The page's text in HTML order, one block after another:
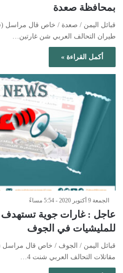
بمحافظة صعدة
قبائل اليمن / صعدة / خاص قال مراسل
طيران التحالف العربي شن غارتين…
أكمل القراءة »
الجمعة 9 أكتوبر 2020 - 5:54 مساءً
عاجل : غارات جوية
للمليشيات في الجوف
قبائل اليمن / الجوف / خاص قال مراسل
مقاتلات التحالف العربي شنت 4…